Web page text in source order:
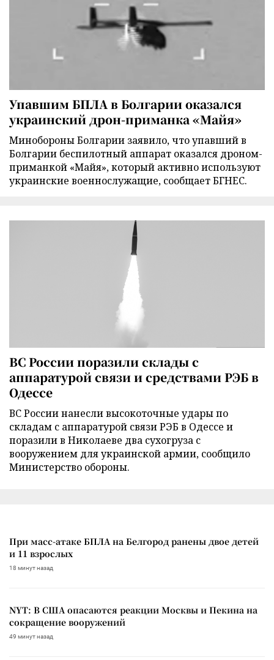
Упавшим БПЛА в Болгарии оказался
украинский дрон-приманка «Майя»
Минобороны Болгарии заявило, что упавший в
Болгарии беспилотный аппарат оказался дроном-
приманкой «Майя», который активно используют
украинские военнослужащие, сообщает БГНЕС.
ВС России поразили склады с
аппаратурой связи и средствами РЭБ в
Одессе
ВС России нанесли высокоточные удары по
складам с аппаратурой связи РЭБ в Одессе и
поразили в Николаеве два сухогруза с
вооружением для украинской армии, сообщило
Министерство обороны.
При масс-атаке БПЛА на Белгород ранены двое детей
и 11 взрослых
18 минут назад
NYT: В США опасаются реакции Москвы и Пекина на
сокращение вооружений
49 минут назад